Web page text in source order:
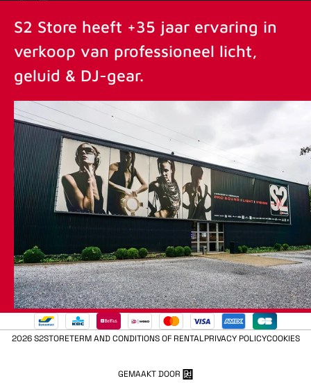
S2 Store heeft +35 jaar ervaring in
verkoop van professioneel licht,
geluid & DJ-gear.
2026 S2STORETERM AND CONDITIONS OF RENTALPRIVACY POLICYCOOKIES
GEMAAKT DOOR